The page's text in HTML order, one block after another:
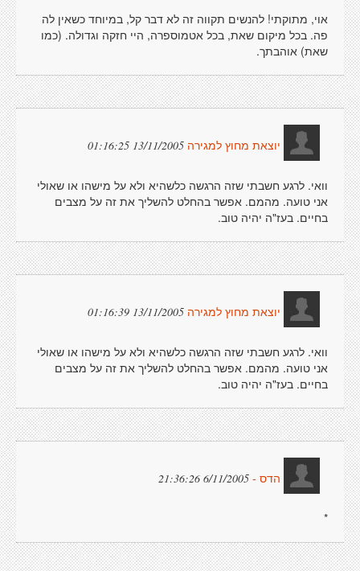
אוי, מתוקתי! להנשים תקווה זה לא דבר קל, במיוחד כשאין לה
פה. בכל מיקום שאת, בכל אטמוספרה, היי חזקה וגדולה. (כמו
שאת) אוהבתך.
יוצאת מחוץ למגירה 13/11/2005 01:16:25
וואי. לרגע חשבתי שזה הרגשה כלשהיא ולא על מישהו או שאולי
אני טועה. מהמם. אפשר בהחלט להשליך את זה על מצבים
בחיים. בעז"ה יהיה טוב.
יוצאת מחוץ למגירה 13/11/2005 01:16:39
וואי. לרגע חשבתי שזה הרגשה כלשהיא ולא על מישהו או שאולי
אני טועה. מהמם. אפשר בהחלט להשליך את זה על מצבים
בחיים. בעז"ה יהיה טוב.
הדס - 6/11/2005 21:36:26
*